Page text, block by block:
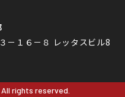
１６－８ レッタスビル8
rights reserved.